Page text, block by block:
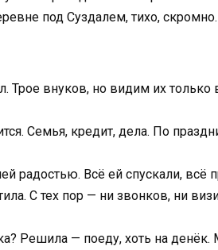
под Суздалем, тихо,
внуков, но видим их только
Семья, кредит, дела. По
радостью. Всё ей спускали, всё
С тех пор — ни звонков, ни
Решила — поеду, хоть на денёк.